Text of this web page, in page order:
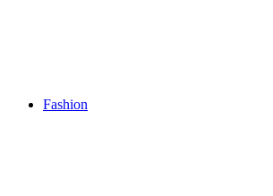
Fashion